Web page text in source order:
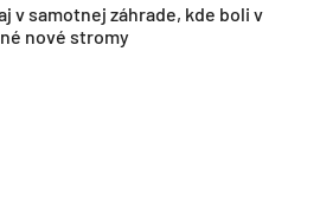
v samotnej záhrade, kde boli v
nové stromy